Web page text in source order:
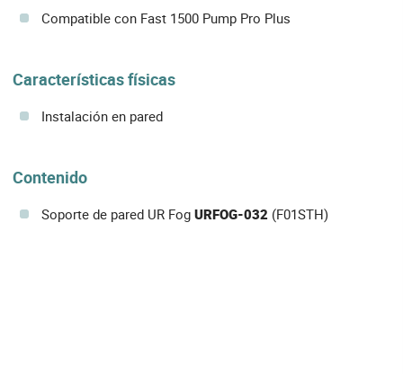
Compatible con Fast 1500 Pump Pro Plus
Características físicas
Instalación en pared
Contenido
Soporte de pared UR Fog URFOG-032 (F01STH)